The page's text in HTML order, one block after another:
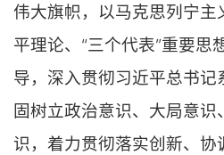
伟大旗帜，以马克思列宁
平理论、“三个代表”重要思
导，深入贯彻习近平总书
固树立政治意识、大局意
识，着力贯彻落实创新、